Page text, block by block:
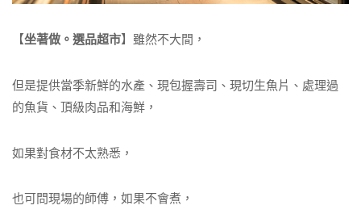
【坐著做。選品超市】雖然不大間，
但是提供當季新鮮的水產、現包握壽司、現切生魚片、處理過
的魚貨、頂級肉品和海鮮，
如果對食材不太熟悉，
也可問現場的師傅，如果不會煮，